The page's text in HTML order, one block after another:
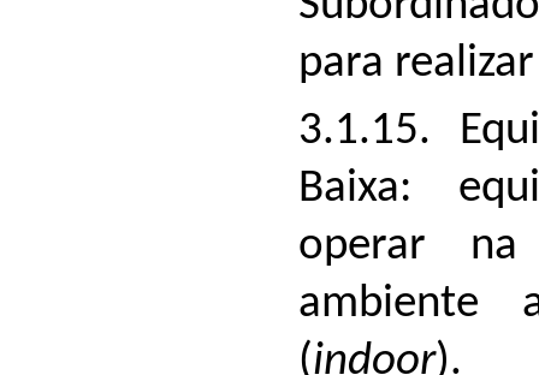
para
3.1.15.
Baixa:
operar
ambiente
(indoor).